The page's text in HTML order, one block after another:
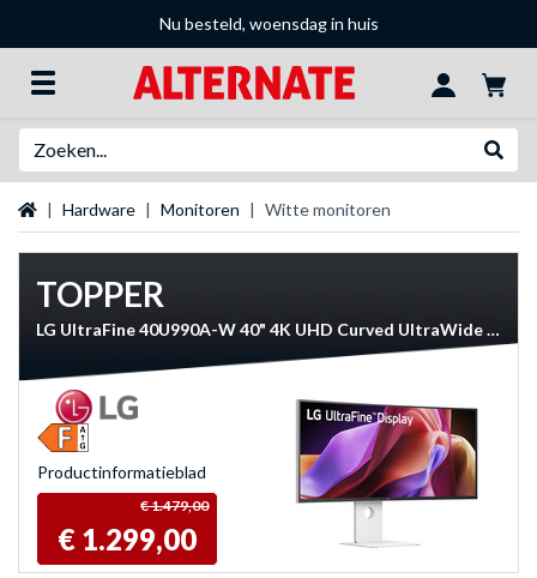
Nu besteld, woensdag in huis
Startpagina
Hardware Monitoren Witte monitoren
TOPPER
LG UltraFine 40U990A-W 40" 4K UHD Curved UltraWide monitor
Product­informatieblad
€ 1.479,00
€ 1.299,00